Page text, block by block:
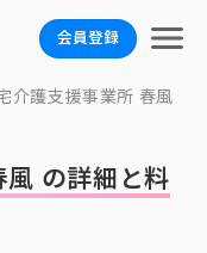
会員登録
介護支援事業所 春風
の詳細と料